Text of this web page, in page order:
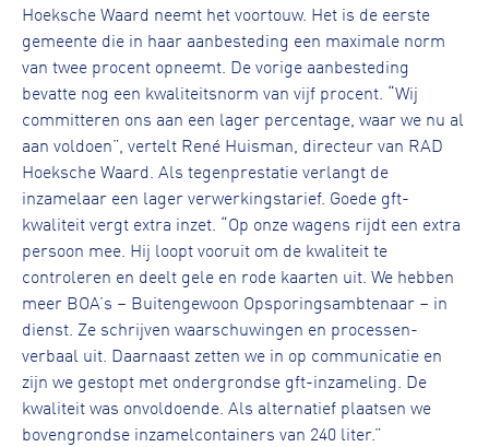
Hoeksche Waard neemt het voortouw. Het is de eerste
gemeente die in haar aanbesteding een maximale norm
van twee procent opneemt. De vorige aanbesteding
bevatte nog een kwaliteitsnorm van vijf procent. “Wij
committeren ons aan een lager percentage, waar we nu al
aan voldoen”, vertelt René Huisman, directeur van RAD
Hoeksche Waard. Als tegenprestatie verlangt de
inzamelaar een lager verwerkingstarief. Goede gft-
kwaliteit vergt extra inzet. “Op onze wagens rijdt een extra
persoon mee. Hij loopt vooruit om de kwaliteit te
controleren en deelt gele en rode kaarten uit. We hebben
meer BOA’s – Buitengewoon Opsporingsambtenaar – in
dienst. Ze schrijven waarschuwingen en processen-
verbaal uit. Daarnaast zetten we in op communicatie en
zijn we gestopt met ondergrondse gft-inzameling. De
kwaliteit was onvoldoende. Als alternatief plaatsen we
bovengrondse inzamelcontainers van 240 liter.”